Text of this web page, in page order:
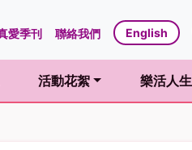
愛季刊 聯絡我們 English
活動花絮
樂活人生